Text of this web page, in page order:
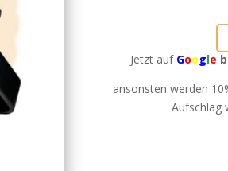
Jetzt auf Google
ansonsten werden
Aufschlag